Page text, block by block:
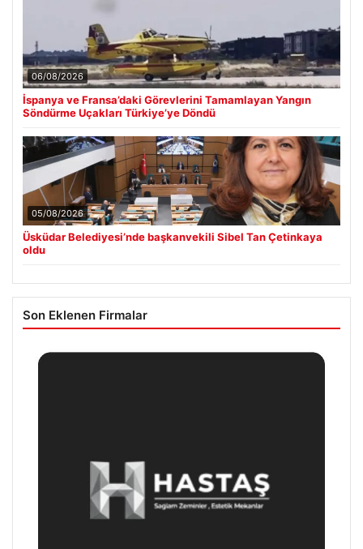
06/08/2026
İspanya ve Fransa’daki Görevlerini Tamamlayan Yangın
Söndürme Uçakları Türkiye’ye Döndü
05/08/2026
Üsküdar Belediyesi’nde başkanvekili Sibel Tan Çetinkaya
oldu
Son Eklenen Firmalar